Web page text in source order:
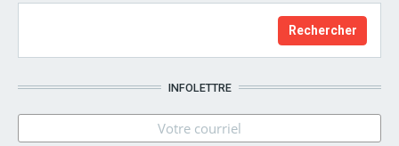
INFOLETTRE